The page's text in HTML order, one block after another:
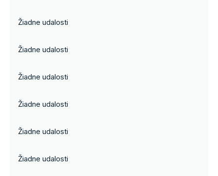
Žiadne udalosti
Žiadne udalosti
Žiadne udalosti
Žiadne udalosti
Žiadne udalosti
Žiadne udalosti